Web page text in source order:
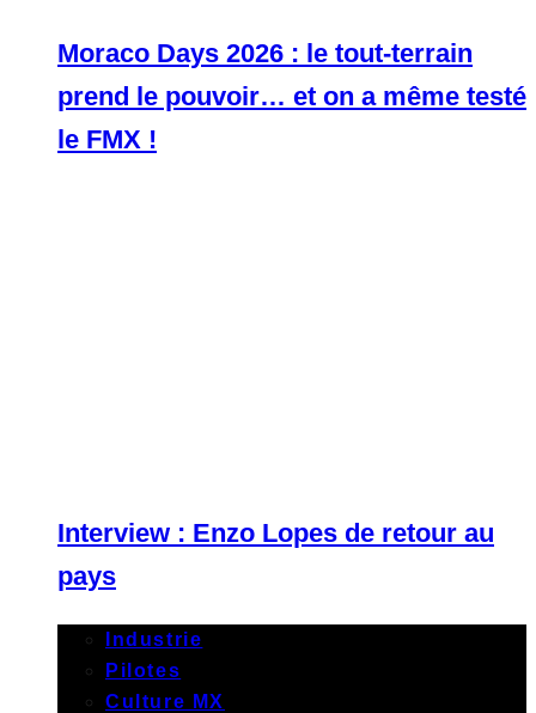
Moraco Days 2026 : le tout-terrain
prend le pouvoir… et on a même testé
le FMX !
Interview : Enzo Lopes de retour au
pays
Industrie
Pilotes
Culture MX